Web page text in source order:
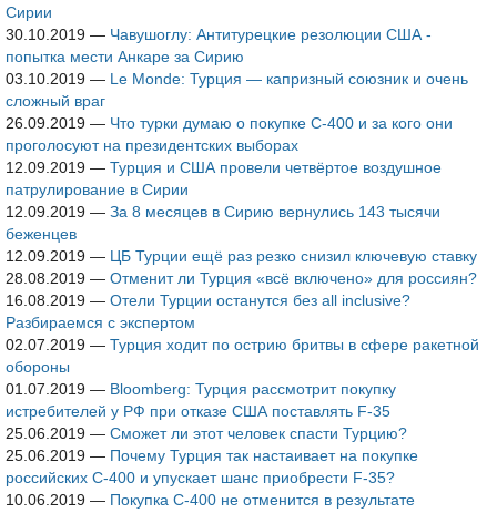
Сирии
30.10.2019 — Чавушоглу: Антитурецкие резолюции США -
попытка мести Анкаре за Сирию
03.10.2019 — Le Monde: Турция — капризный союзник и очень
сложный враг
26.09.2019 — Что турки думаю о покупке С-400 и за кого они
проголосуют на президентских выборах
12.09.2019 — Турция и США провели четвёртое воздушное
патрулирование в Сирии
12.09.2019 — За 8 месяцев в Сирию вернулись 143 тысячи
беженцев
12.09.2019 — ЦБ Турции ещё раз резко снизил ключевую ставку
28.08.2019 — Отменит ли Турция «всё включено» для россиян?
16.08.2019 — Отели Турции останутся без all inclusive?
Разбираемся с экспертом
02.07.2019 — Турция ходит по острию бритвы в сфере ракетной
обороны
01.07.2019 — Bloomberg: Турция рассмотрит покупку
истребителей у РФ при отказе США поставлять F-35
25.06.2019 — Сможет ли этот человек спасти Турцию?
25.06.2019 — Почему Турция так настаивает на покупке
российских С-400 и упускает шанс приобрести F-35?
10.06.2019 — Покупка С-400 не отменится в результате